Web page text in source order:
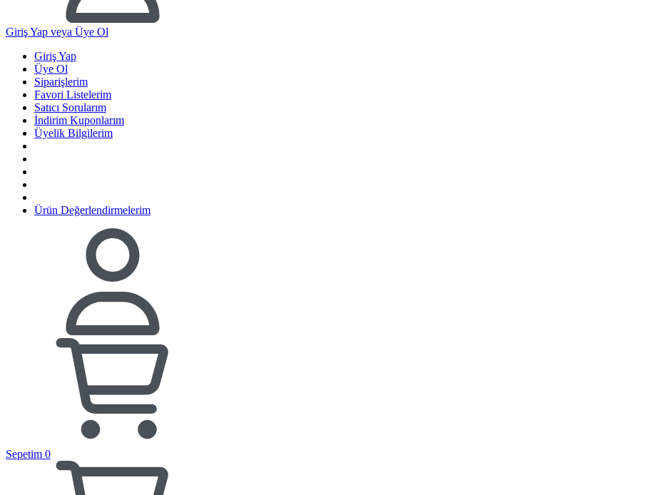
Giriş Yap veya Üye Ol
Giriş Yap
Üye Ol
Siparişlerim
Favori Listelerim
Satıcı Sorularım
İndirim Kuponlarım
Üyelik Bilgilerim
Ürün Değerlendirmelerim
Sepetim 0